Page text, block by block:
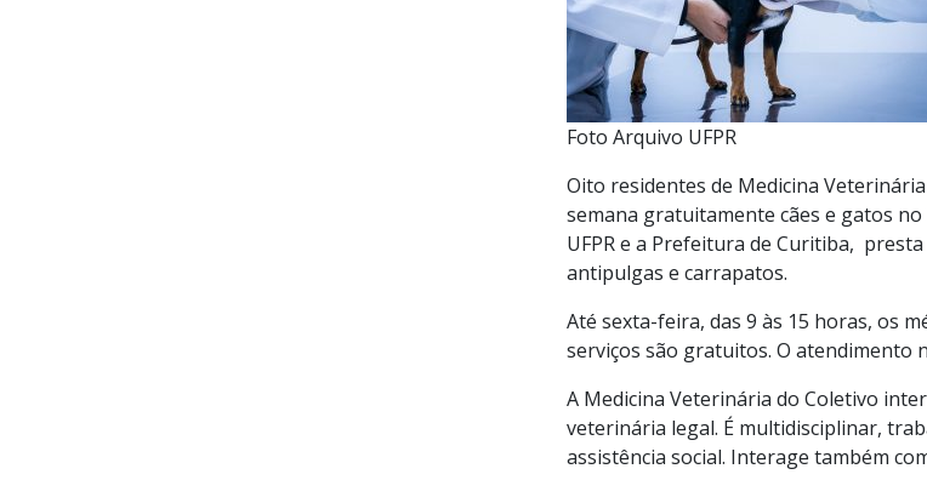
Foto Arquivo UFPR
Oito residentes de Medicina
semana gratuitamente cães e gatos
UFPR e a Prefeitura de Curitiba,
antipulgas e carrapatos.
Até sexta-feira, das 9 às 15 horas, os
serviços são gratuitos. O atendimento
A Medicina Veterinária do Coletivo
veterinária legal. É multidisciplinar,
assistência social. Interage também